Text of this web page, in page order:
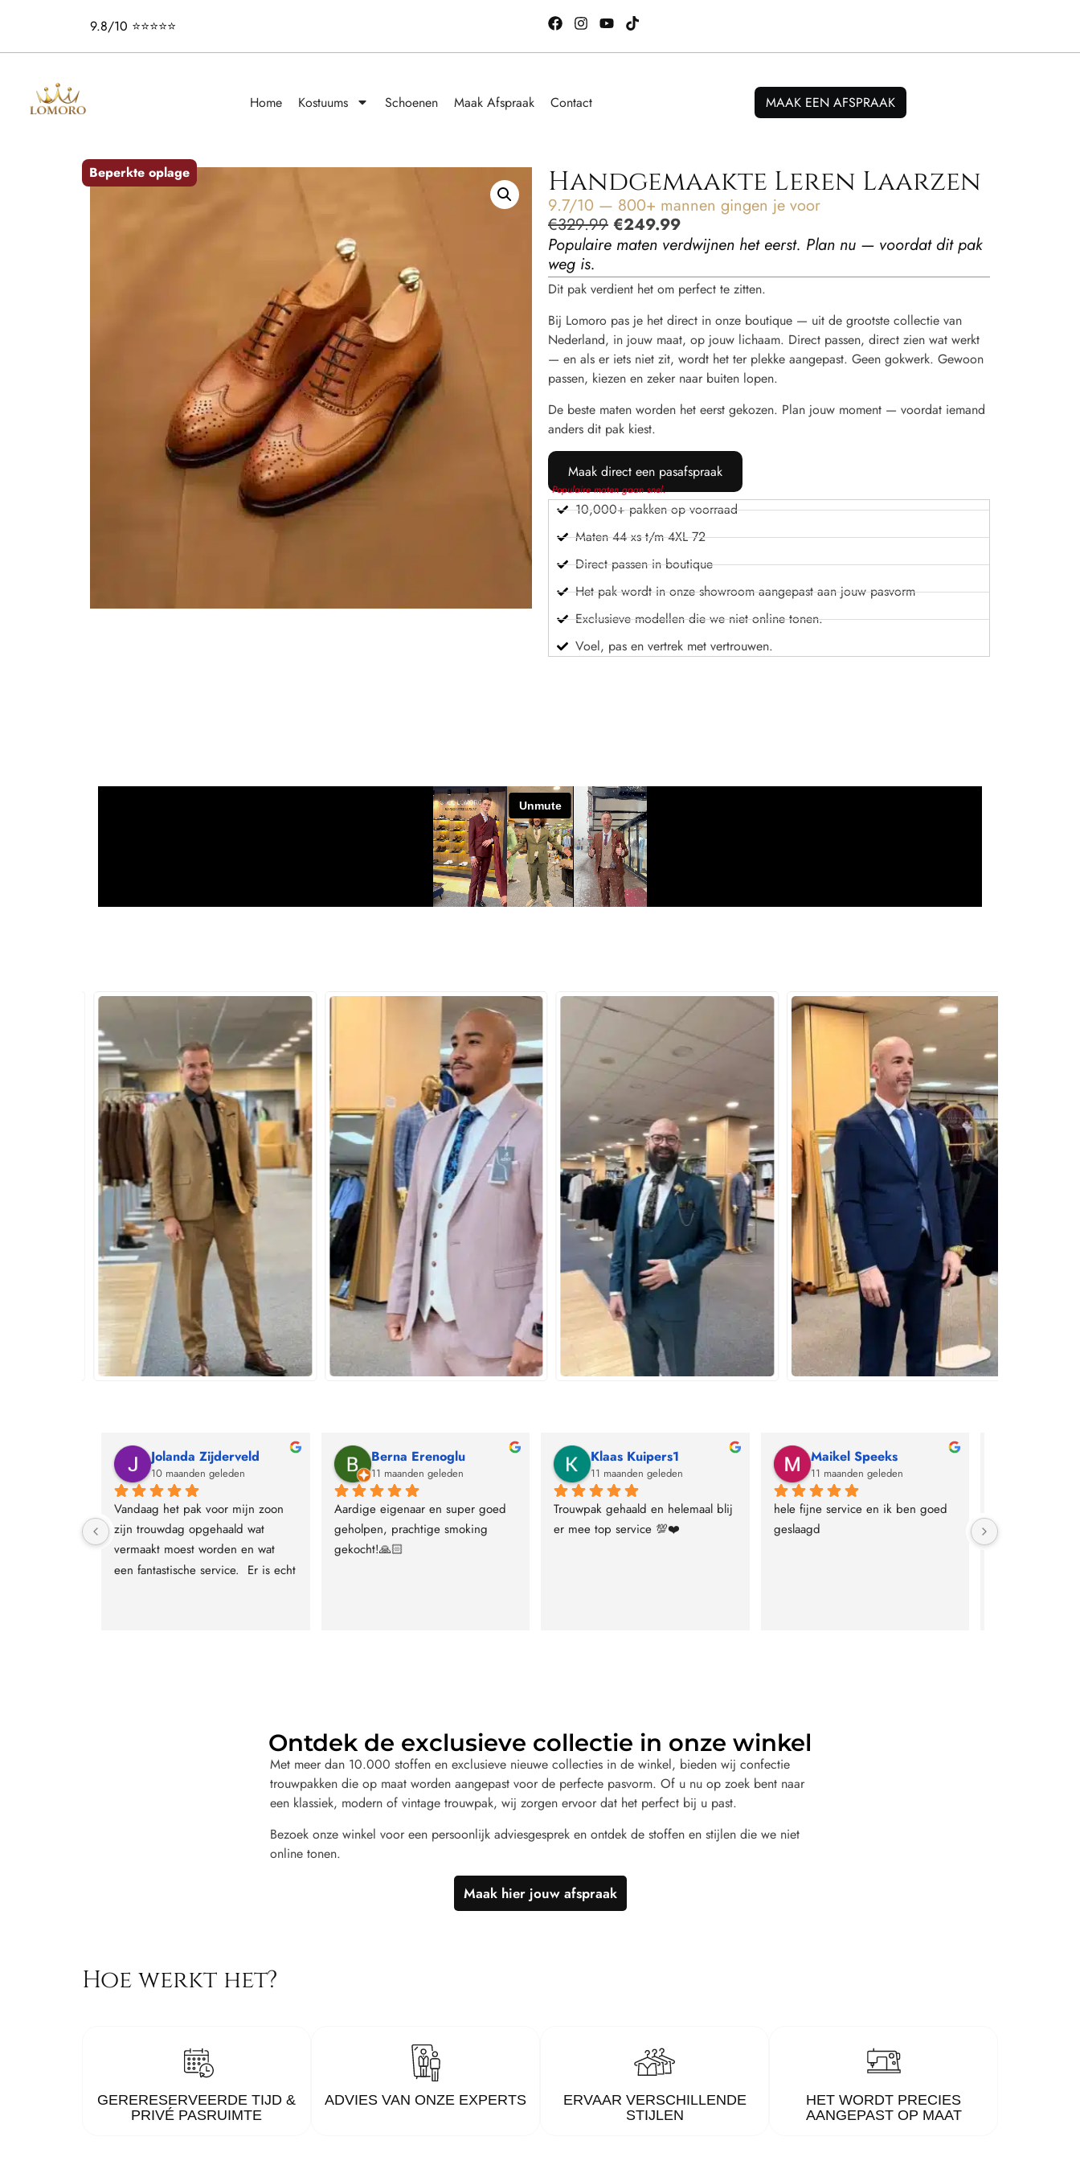
9.8/10 ⭐️⭐️⭐️⭐️⭐️
Home Kostuums Schoenen Maak Afspraak Contact MAAK EEN AFSPRAAK
Beperkte oplage Handgemaakte Leren Laarzen
9.7/10 — 800+ mannen gingen je voor
€329.99 €249.99
Populaire maten verdwijnen het eerst. Plan nu — voordat dit pak
weg is.
Dit pak verdient het om perfect te zitten.
Bij Lomoro pas je het direct in onze boutique — uit de grootste collectie van
Nederland, in jouw maat, op jouw lichaam. Direct passen, direct zien wat werkt
— en als er iets niet zit, wordt het ter plekke aangepast. Geen gokwerk. Gewoon
passen, kiezen en zeker naar buiten lopen.
De beste maten worden het eerst gekozen. Plan jouw moment — voordat iemand
anders dit pak kiest.
Maak direct een pasafspraak
Populaire maten gaan snel.
10,000+ pakken op voorraad
Maten 44 xs t/m 4XL 72
Direct passen in boutique
Het pak wordt in onze showroom aangepast aan jouw pasvorm
Exclusieve modellen die we niet online tonen.
Voel, pas en vertrek met vertrouwen.
Jolanda Zijderveld
10 maanden geleden
Vandaag het pak voor mijn zoon
zijn trouwdag opgehaald wat
vermaakt moest worden en wat
een fantastische service.  Er is echt
Berna Erenoglu
11 maanden geleden
Aardige eigenaar en super goed
geholpen, prachtige smoking
gekocht!🙏🏻
Klaas Kuipers1
11 maanden geleden
Trouwpak gehaald en helemaal blij
er mee top service 💯❤️
Maikel Speeks
11 maanden geleden
hele fijne service en ik ben goed
geslaagd
Ontdek de exclusieve collectie in onze winkel
Met meer dan 10.000 stoffen en exclusieve nieuwe collecties in de winkel, bieden wij confectie
trouwpakken die op maat worden aangepast voor de perfecte pasvorm. Of u nu op zoek bent naar
een klassiek, modern of vintage trouwpak, wij zorgen ervoor dat het perfect bij u past.
Bezoek onze winkel voor een persoonlijk adviesgesprek en ontdek de stoffen en stijlen die we niet
online tonen.
Maak hier jouw afspraak
Hoe werkt het?
GERERESERVEERDE TIJD &
PRIVÉ PASRUIMTE
ADVIES VAN ONZE EXPERTS
ERVAAR VERSCHILLENDE
STIJLEN
HET WORDT PRECIES
AANGEPAST OP MAAT